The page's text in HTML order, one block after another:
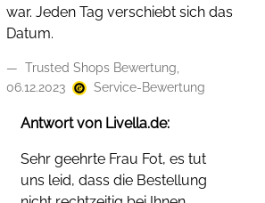
war. Jeden Tag verschiebt sich das
Datum.
Trusted Shops Bewertung,
06.12.2023
Service-Bewertung
Antwort von Livella.de:
Sehr geehrte Frau Fot, es tut
uns leid, dass die Bestellung